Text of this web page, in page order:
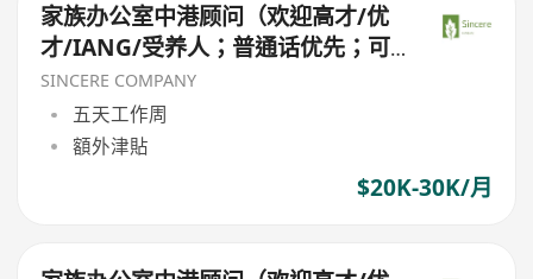
家族办公室中港顾问（欢迎高才/优
才/IANG/受养人；普通话优先；可
转正/续签）
SINCERE COMPANY
五天工作周
額外津貼
$20K-30K/月